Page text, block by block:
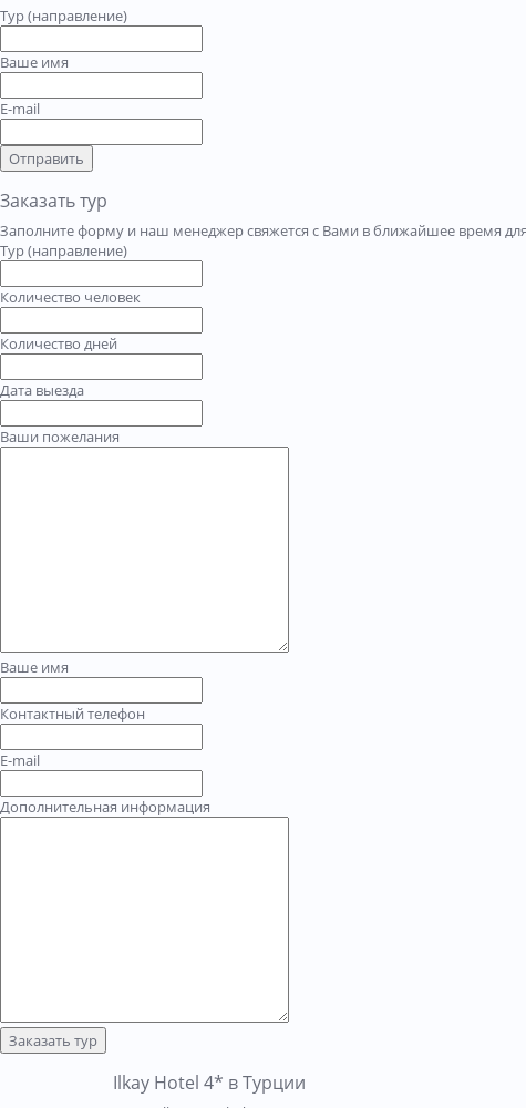
Тур (направление)
Ваше имя
E-mail
Отправить
Заказать тур
Заполните форму и наш менеджер свяжется с Вами в ближайшее время
Тур (направление)
Количество человек
Количество дней
Дата выезда
Ваши пожелания
Ваше имя
Контактный телефон
E-mail
Дополнительная информация
Заказать тур
Ilkay Hotel 4* в Турции